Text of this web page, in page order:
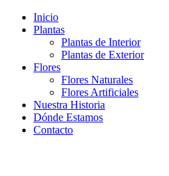
Inicio
Plantas
Plantas de Interior
Plantas de Exterior
Flores
Flores Naturales
Flores Artificiales
Nuestra Historia
Dónde Estamos
Contacto